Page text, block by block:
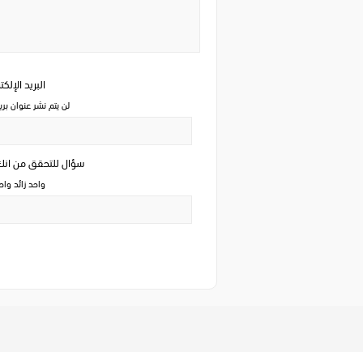
سؤال للتحقق من
واحد زائد
البريد
لن يتم نشر عنوان